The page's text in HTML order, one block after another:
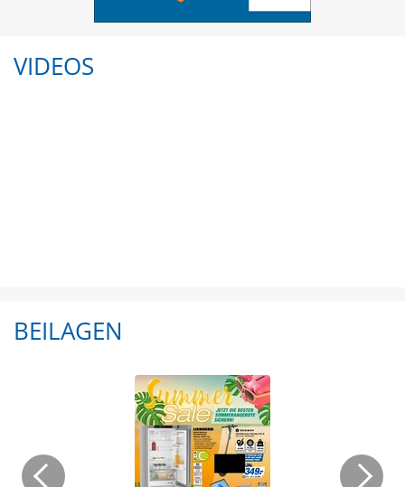
VIDEOS
BEILAGEN